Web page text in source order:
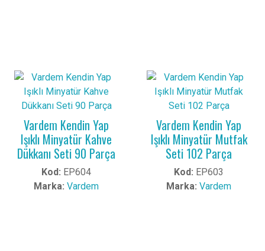
Vardem Kendin Yap
Işıklı Minyatür Kahve
Dükkanı Seti 90 Parça
Kod: EP604
Marka: Vardem
Vardem Kendin Yap
Işıklı Minyatür Mutfak
Seti 102 Parça
Kod: EP603
Marka: Vardem